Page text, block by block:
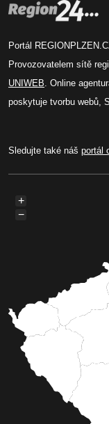
Portál
Provozovatelem sítě
UNIWEB. Online
poskytuje tvorbu webů,
Sledujte také náš portál
+
−